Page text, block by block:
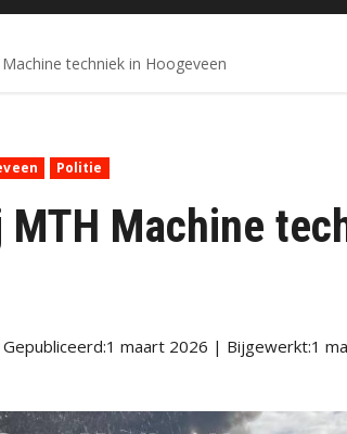
techniek in Hoogeveen
Politie
MTH Machine
Gepubliceerd:1 maart 2026 | Bijgewerkt:1